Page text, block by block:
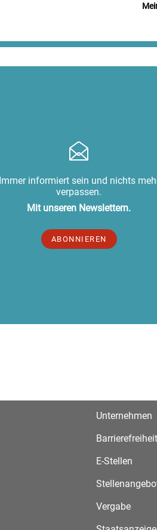
Immer informiert sein und nichts
verpassen.
Mit unseren Newslettern.
ABONNIEREN
Unternehmen
Barrierefreiheit
E-Stellen
Vergabe